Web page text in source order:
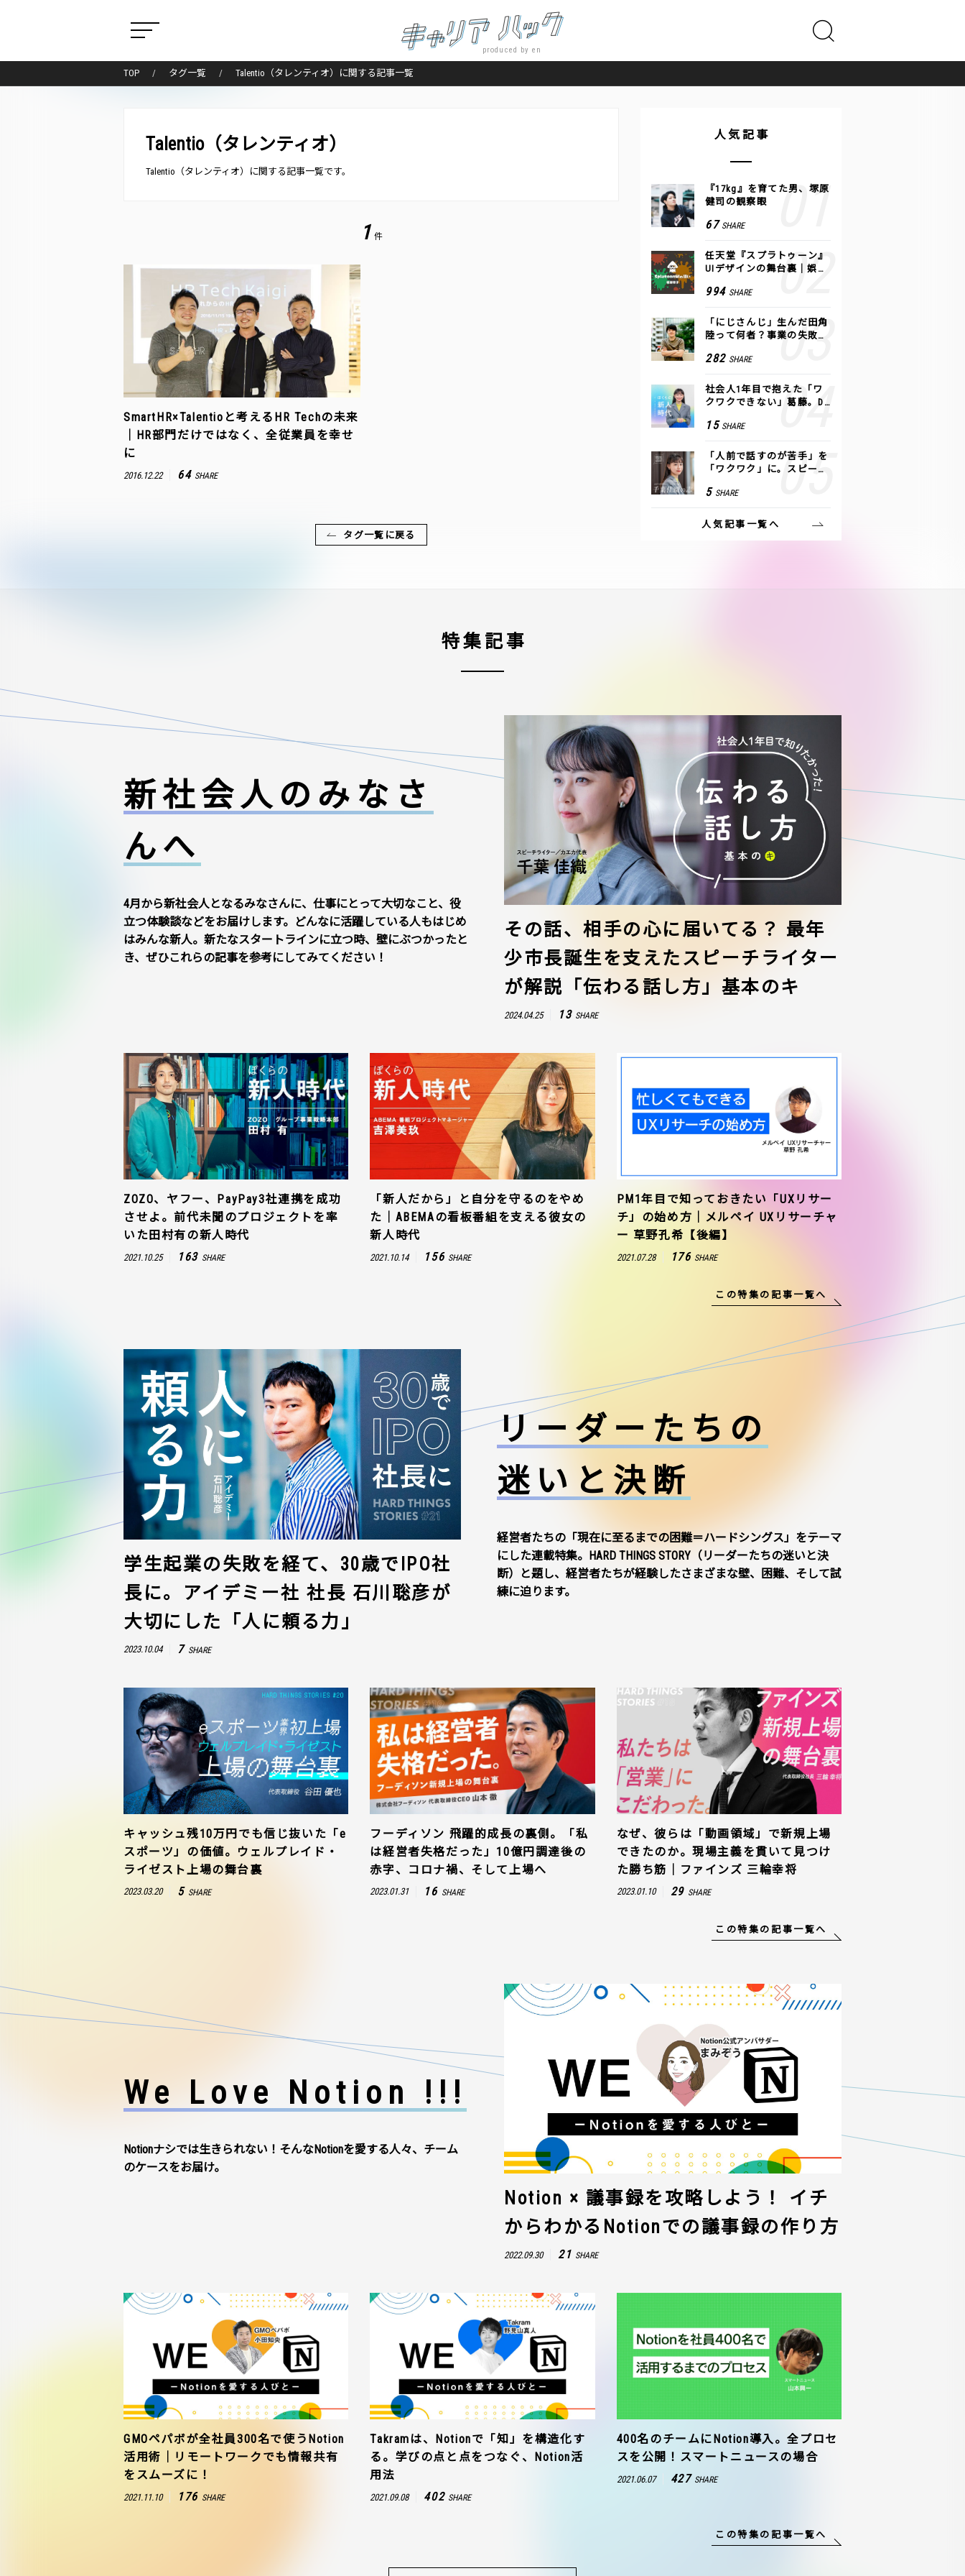
produced by en
TOP タグ一覧 Talentio（タレンティオ）に関する記事一覧
Talentio（タレンティオ）
Talentio（タレンティオ）に関する記事一覧です。
1 件
SmartHR×Talentioと考えるHR Techの未来
｜HR部門だけではなく、全従業員を幸せ
に
2016.12.22 64 SHARE
タグ一覧に戻る
人気記事
『17kg』を育てた男、塚原
健司の観察眼
67 SHARE
任天堂『スプラトゥーン』
UIデザインの舞台裏｜娯楽
994 SHARE
「にじさんじ」生んだ田角
陸って何者？事業の失敗
COLOR
282 SHARE
社会人1年目で抱えた「ワ
クワクできない」葛藤。De
つけた、私の生きる道
15 SHARE
「人前で話すのが苦手」を
「ワクワク」に。スピーチ
方トレーニング」に込めた
5 SHARE
人気記事一覧へ
特集記事
新社会人のみなさ
んへ
4月から新社会人となるみなさんに、仕事にとって大切なこと、役
立つ体験談などをお届けします。どんなに活躍している人もはじめ
はみんな新人。新たなスタートラインに立つ時、壁にぶつかったと
き、ぜひこれらの記事を参考にしてみてください！
その話、相手の心に届いてる？ 最年
少市長誕生を支えたスピーチライター
が解説「伝わる話し方」基本のキ
2024.04.25 13 SHARE
ZOZO、ヤフー、PayPay3社連携を成功
させよ。前代未聞のプロジェクトを率
いた田村有の新人時代
2021.10.25 163 SHARE
「新人だから」と自分を守るのをやめ
た｜ABEMAの看板番組を支える彼女の
新人時代
2021.10.14 156 SHARE
PM1年目で知っておきたい「UXリサー
チ」の始め方｜メルペイ UXリサーチャ
ー 草野孔希【後編】
2021.07.28 176 SHARE
この特集の記事一覧へ
リーダーたちの
迷いと決断
経営者たちの「現在に至るまでの困難＝ハードシングス」をテーマ
にした連載特集。HARD THINGS STORY（リーダーたちの迷いと決
断）と題し、経営者たちが経験したさまざまな壁、困難、そして試
練に迫ります。
学生起業の失敗を経て、30歳でIPO社
長に。アイデミー社 社長 石川聡彦が
大切にした「人に頼る力」
2023.10.04 7 SHARE
キャッシュ残10万円でも信じ抜いた「e
スポーツ」の価値。ウェルプレイド・
ライゼスト上場の舞台裏
2023.03.20 5 SHARE
フーディソン 飛躍的成長の裏側。「私
は経営者失格だった」10億円調達後の
赤字、コロナ禍、そして上場へ
2023.01.31 16 SHARE
なぜ、彼らは「動画領域」で新規上場
できたのか。現場主義を貫いて見つけ
た勝ち筋｜ファインズ 三輪幸将
2023.01.10 29 SHARE
この特集の記事一覧へ
We Love Notion !!!
Notionナシでは生きられない！そんなNotionを愛する人々、チーム
のケースをお届け。
Notion × 議事録を攻略しよう！ イチ
からわかるNotionでの議事録の作り方
2022.09.30 21 SHARE
GMOペパボが全社員300名で使うNotion
活用術｜リモートワークでも情報共有
をスムーズに！
2021.11.10 176 SHARE
Takramは、Notionで「知」を構造化す
る。学びの点と点をつなぐ、Notion活
用法
2021.09.08 402 SHARE
400名のチームにNotion導入。全プロセ
スを公開！スマートニュースの場合
2021.06.07 427 SHARE
この特集の記事一覧へ